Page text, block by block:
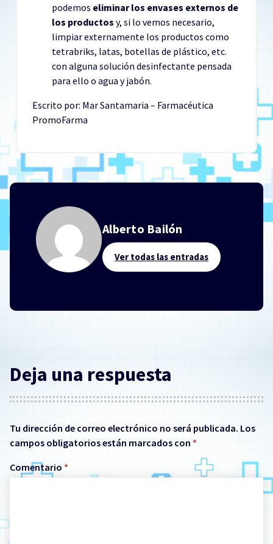
podemos eliminar los envases externos de
los productos y, si lo vemos necesario,
limpiar externamente los productos como
tetrabriks, latas, botellas de plástico, etc.
con alguna solución desinfectante pensada
para ello o agua y jabón.
Escrito por: Mar Santamaria – Farmacéutica
PromoFarma
Alberto Bailón
Ver todas las entradas
Deja una respuesta
Tu dirección de correo electrónico no será publicada. Los
campos obligatorios están marcados con *
Comentario *